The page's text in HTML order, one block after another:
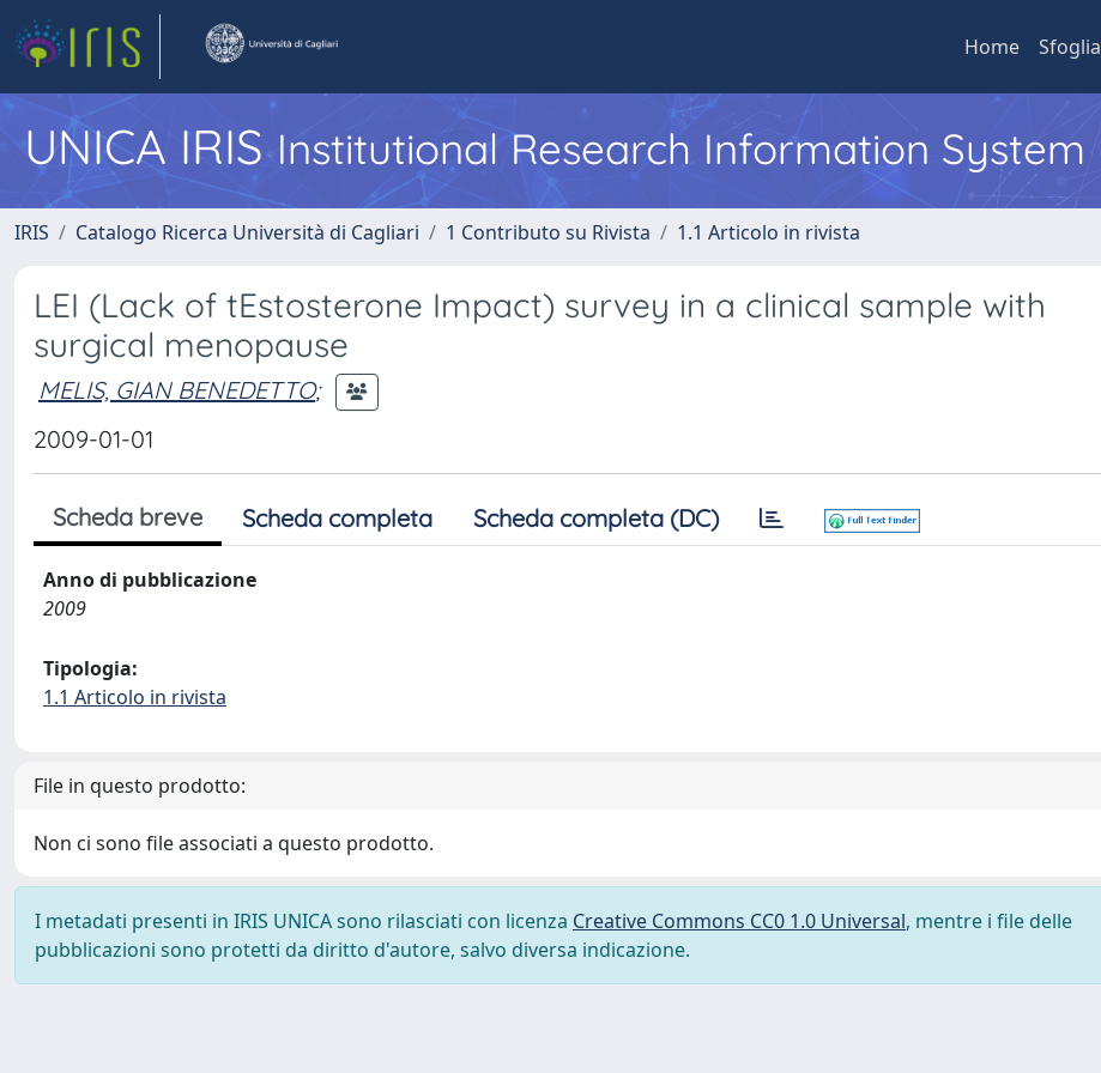
Home Sfoglia
UNICA IRISInstitutional Research Information System
IRIS Catalogo Ricerca Università di Cagliari 1 Contributo su Rivista 1.1 Articolo in rivista
LEI (Lack of tEstosterone Impact) survey in a clinical sample with
surgical menopause
MELIS, GIAN BENEDETTO;
2009-01-01
Scheda breve Scheda completa Scheda completa (DC)
Anno di pubblicazione
2009
Tipologia:
1.1 Articolo in rivista
File in questo prodotto:
Non ci sono file associati a questo prodotto.
I metadati presenti in IRIS UNICA sono rilasciati con licenza Creative Commons CC0 1.0 Universal, mentre i file delle
pubblicazioni sono protetti da diritto d'autore, salvo diversa indicazione.